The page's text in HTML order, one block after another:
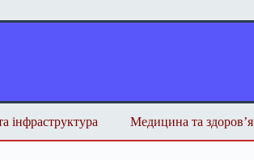
інфраструктура Медицина та здоров’я